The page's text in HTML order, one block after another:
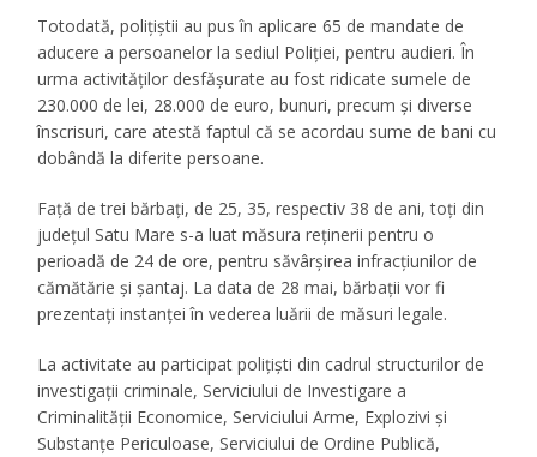
Totodată, polițiștii au pus în aplicare 65 de mandate de
aducere a persoanelor la sediul Poliției, pentru audieri. În
urma activităților desfășurate au fost ridicate sumele de
230.000 de lei, 28.000 de euro, bunuri, precum și diverse
înscrisuri, care atestă faptul că se acordau sume de bani cu
dobândă la diferite persoane.
Față de trei bărbați, de 25, 35, respectiv 38 de ani, toți din
județul Satu Mare s-a luat măsura reținerii pentru o
perioadă de 24 de ore, pentru săvârșirea infracțiunilor de
cămătărie și șantaj. La data de 28 mai, bărbații vor fi
prezentați instanței în vederea luării de măsuri legale.
La activitate au participat polițiști din cadrul structurilor de
investigații criminale, Serviciului de Investigare a
Criminalității Economice, Serviciului Arme, Explozivi și
Substanțe Periculoase, Serviciului de Ordine Publică,